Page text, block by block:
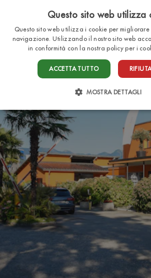
Questo sito web utilizza
Questo sito web utilizza i cookie per
navigazione. Utilizzando il nostro sito web
in conformità con la nostra policy per i
ACCETTA TUTTO
MOSTRA DETTAGLI